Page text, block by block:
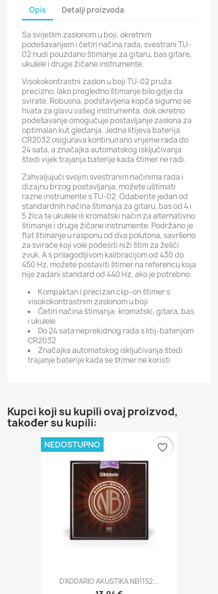
Opis Detalji proizvoda
Sa svijetlim zaslonom u boji, okretnim
podešavanjem i četiri načina rada, svestrani TU-
02 nudi pouzdano štimanje za gitaru, bas gitare,
ukulele i druge žičane instrumente.
Visokokontrastni zaslon u boji TU-02 pruža
precizno, lako pregledno štimanje bilo gdje da
svirate. Robusna, podstavljena kopča sigurno se
hvata za glavu vašeg instrumenta, dok okretno
podešavanje omogućuje postavljanje zaslona za
optimalan kut gledanja. Jedna litijeva baterija
CR2032 osigurava kontinuirano vrijeme rada do
24 sata, a značajka automatskog isključivanja
štedi vijek trajanja baterije kada štimer ne radi.
Zahvaljujući svojim svestranim načinima rada i
dizajnu brzog postavljanja, možete uštimati
razne instrumente s TU-02. Odaberite jedan od
standardnih načina štimanja za gitaru, bas od 4 i
5 žica te ukulele ili kromatski način za alternativno
štimanje i druge žičane instrumente. Podržano je
flat štimanje u rasponu od dva polutona, savršeno
za svirače koji vole podesiti niži štim za žešći
zvuk. A s prilagodljivom kalibracijom od 430 do
450 Hz, možete postaviti štimer na referencu koja
nije zadani standard od 440 Hz, ako je potrebno.
Kompaktan i precizan clip-on štimer s
visokokontrastnim zaslonom u boji
Četiri načina štimanja: kromatski, gitara, bas
i ukulele
Do 24 sata neprekidnog rada s litij-baterijom
CR2032
Značajka automatskog isključivanja štedi
trajanje baterije kada se štimer ne koristi
Kupci koji su kupili ovaj proizvod,
također su kupili:
D'ADDARIO AKUSTIKA NB1152...
NEDOSTUPNO favorite_border